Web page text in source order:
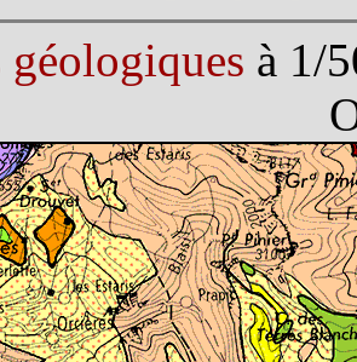
géologiques à 1/